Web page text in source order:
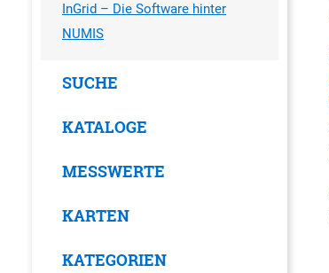
InGrid – Die Software hinter
NUMIS
SUCHE
KATALOGE
MESSWERTE
KARTEN
KATEGORIEN